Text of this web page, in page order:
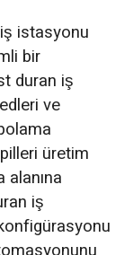
istasyonu
bir
duran iş
ve
üretim
alanına
iş